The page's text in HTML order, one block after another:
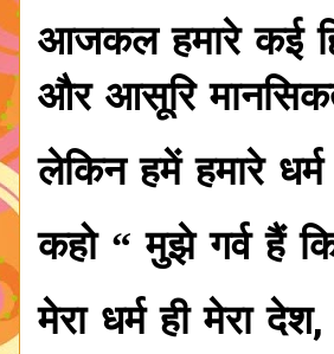
आजकल हमारे कई
और आसूरि
लेकिन हमें हमारे
कहो “ मुझे गर्व हैं
मेरा धर्म ही मेरा